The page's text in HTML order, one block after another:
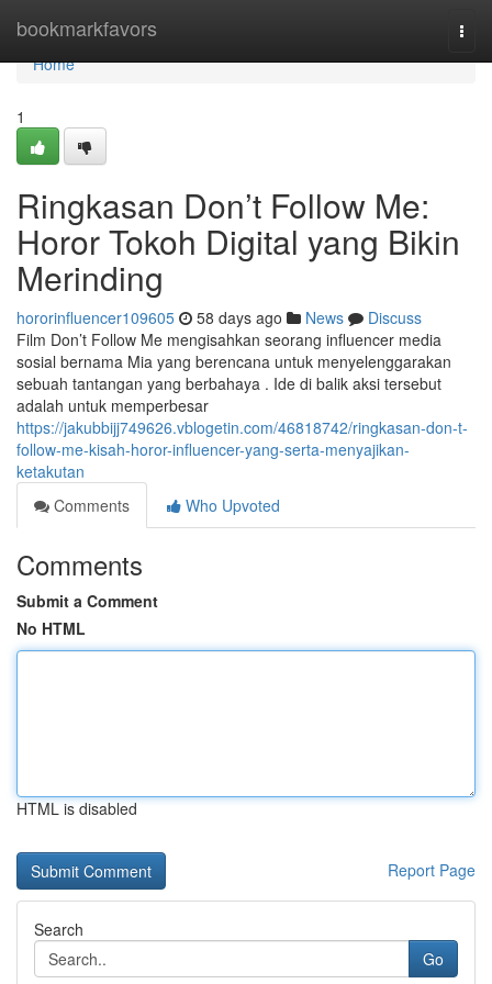
bookmarkfavors
Home
Home
1
Ringkasan Don’t Follow Me:
Horor Tokoh Digital yang Bikin
Merinding
hororinfluencer109605 58 days ago News
Discuss
Film Don’t Follow Me mengisahkan seorang influencer media
sosial bernama Mia yang berencana untuk menyelenggarakan
sebuah tantangan yang berbahaya . Ide di balik aksi tersebut
adalah untuk memperbesar
https://jakubbijj749626.vblogetin.com/46818742/ringkasan-don-t-
follow-me-kisah-horor-influencer-yang-serta-menyajikan-
ketakutan
Comments
Who Upvoted
Comments
Submit a Comment
No HTML
HTML is disabled
Report Page
Search
Go